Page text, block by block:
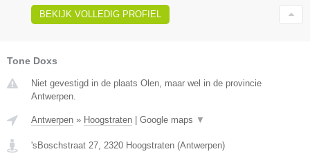
BEKIJK VOLLEDIG PROFIEL
Tone Doxs
Niet gevestigd in de plaats Olen, maar wel in de provincie
Antwerpen.
Antwerpen » Hoogstraten Google maps ▼
'sBoschstraat 27 2320 Hoogstraten (Antwerpen)